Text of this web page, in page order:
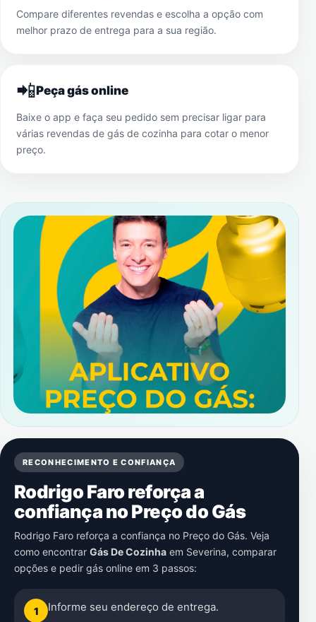
Compare diferentes revendas e escolha a opção com
melhor prazo de entrega para a sua região.
📲Peça gás online
Baixe o app e faça seu pedido sem precisar ligar para
várias revendas de gás de cozinha para cotar o menor
preço.
RECONHECIMENTO E CONFIANÇA
Rodrigo Faro reforça a
confiança no Preço do Gás
Rodrigo Faro reforça a confiança no Preço do Gás. Veja
como encontrar Gás De Cozinha em Severina, comparar
opções e pedir gás online em 3 passos:
1 Informe seu endereço de entrega.